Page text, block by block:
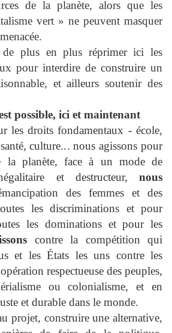
de la planète, alors que les
vert » ne peuvent masquer
plus en plus réprimer ici les
pour interdire de construire un
et ailleurs soutenir des
possible, ici et maintenant
les droits fondamentaux - école,
culture... nous agissons pour
la planète, face à un mode de
et destructeur, nous
des femmes et des
les discriminations et pour
les dominations et pour les
contre la compétition qui
et les États les uns contre les
respectueuse des peuples,
ou colonialisme, et en
et durable dans le monde.
projet, construire une alternative,